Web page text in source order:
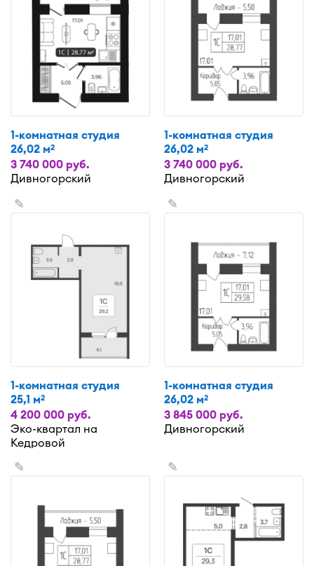
1-комнатная студия
26,02 м2
3 740 000 руб.
Дивногорский
1-комнатная студия
26,02 м2
3 740 000 руб.
Дивногорский
✎
1-комнатная студия
25,1 м2
4 200 000 руб.
Эко-квартал на
Кедровой
✎
1-комнатная студия
26,02 м2
3 845 000 руб.
Дивногорский
✎ ✎